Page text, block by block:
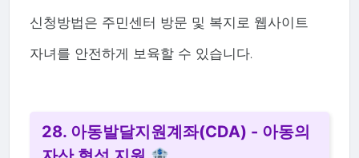
신청방법은 주민센터 방문 및 복지로 웹사이트
자녀를 안전하게 보육할 수 있습니다.
28. 아동발달지원계좌(CDA) - 아동의